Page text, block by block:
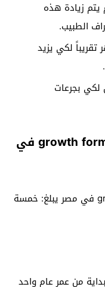
يتم زيادة هذه
الطبيب.
لكي يزيد
لكي بجرعات
سعر دواء جروث فورميلا growth formula في
سعر دواء جروث فورميلا growth formula في مصر يبلغ: خمسة
من عمر عام واحد